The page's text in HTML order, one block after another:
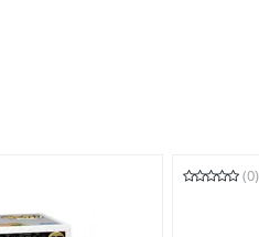
(0)